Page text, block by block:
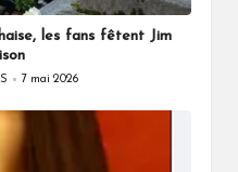
les fans fêtent Jim
7 mai 2026